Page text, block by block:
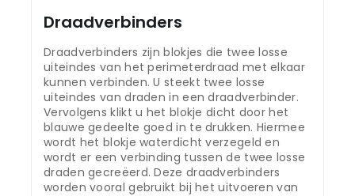
Draadverbinders
Draadverbinders zijn blokjes die twee losse
uiteindes van het perimeterdraad met elkaar
kunnen verbinden. U steekt twee losse
uiteindes van draden in een draadverbinder.
Vervolgens klikt u het blokje dicht door het
blauwe gedeelte goed in te drukken. Hiermee
wordt het blokje waterdicht verzegeld en
wordt er een verbinding tussen de twee losse
draden gecreëerd. Deze draadverbinders
worden vooral gebruikt bij het uitvoeren van